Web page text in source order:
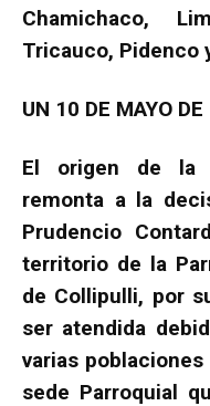
Chamichaco,
Tricauco, Pidenco
UN 10 DE MAYO
El origen de la
remonta a la
Prudencio
territorio de la
de Collipulli, por
ser atendida
varias
sede Parroquial